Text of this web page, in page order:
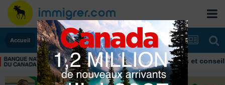
Accueil
Immigrer au Canada: ressources et conseils